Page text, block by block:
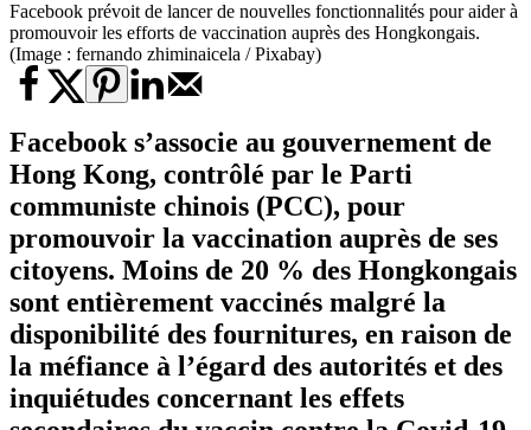
Facebook prévoit de lancer de nouvelles fonctionnalités pour aider à
promouvoir les efforts de vaccination auprès des Hongkongais.
(Image : fernando zhiminaicela / Pixabay)
Facebook s’associe au gouvernement de
Hong Kong, contrôlé par le Parti
communiste chinois (PCC), pour
promouvoir la vaccination auprès de ses
citoyens. Moins de 20 % des Hongkongais
sont entièrement vaccinés malgré la
disponibilité des fournitures, en raison de
la méfiance à l’égard des autorités et des
inquiétudes concernant les effets